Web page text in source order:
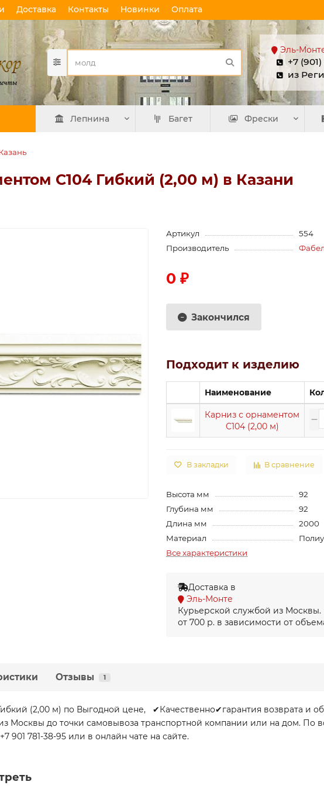
Доставка Контакты Новинки Оплата
Эль-
+7
из
Лепнина Багет Фрески
C104 Гибкий (2,00 м) в Казани
Артикул
554
Производитель
0 ₽
Закончился
Подходит к изделию
Наименование
Карниз с орнаментом
C104 (2,00 м)
В закладки В сравнение
Высота мм
92
Глубина мм
92
Длина мм
2000
Материал
Все характеристики
Доставка в
Эль-Монте
Курьерской службой из Москвы.
от 700 р. в зависимости от
Отзывы 1
(2,00 м) по Выгодной цене, ✔Качественно✔гарантия возврата и
Москвы до точки самовывоза транспортной компании или на дом.
901 781-38-95 или в онлайн чате на сайте.